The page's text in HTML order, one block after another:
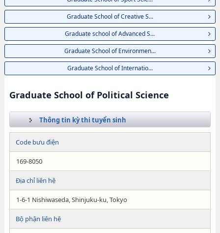
Graduate School of Creative S...
Graduate school of Advanced S...
Graduate School of Environmen...
Graduate School of Internatio...
Graduate School of Political Science
Thông tin kỳ thi tuyển sinh
Code bưu điện
169-8050
Địa chỉ liên hệ
1-6-1 Nishiwaseda, Shinjuku-ku, Tokyo
Bộ phận liên hệ